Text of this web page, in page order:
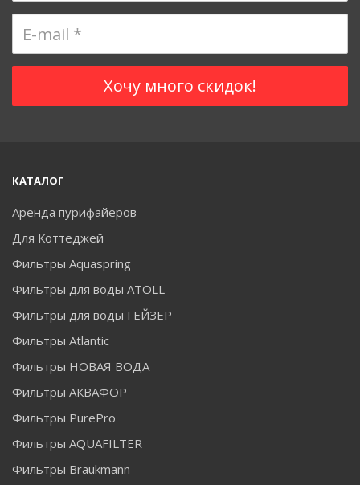
КАТАЛОГ
Аренда пурифайеров
Для Коттеджей
Фильтры Aquaspring
Фильтры для воды ATOLL
Фильтры для воды ГЕЙЗЕР
Фильтры Atlantic
Фильтры НОВАЯ ВОДА
Фильтры АКВАФОР
Фильтры PurePro
Фильтры AQUAFILTER
Фильтры Braukmann